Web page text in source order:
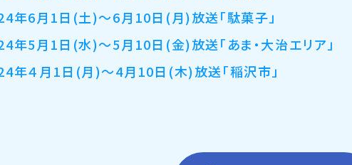
年6月1日(土)～6月10日(月)放送「駄菓子」
年5月1日(水)～5月10日(金)放送「あま・大治エリア」
年４月1日(月)～4月10日(木)放送「稲沢市」